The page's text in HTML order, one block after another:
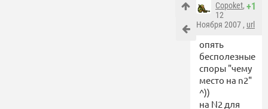
+1
Copoket,
12
Ноября 2007 , url
опять
бесполезные
споры "чему
место на n2"
^))
на N2 для